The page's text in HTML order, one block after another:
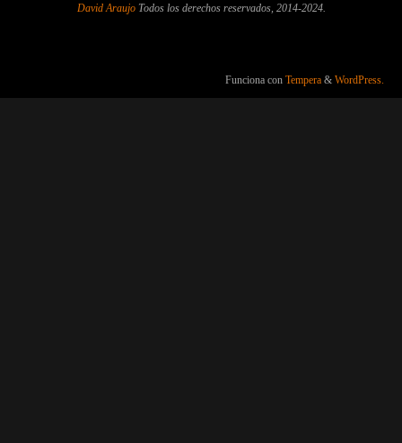
David AraujoTodos los derechos reservados, 2014-2024.
Funciona con Tempera & WordPress.